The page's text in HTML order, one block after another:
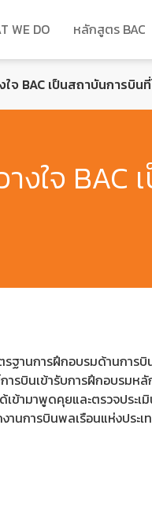
WE DO หลักสูตร BAC
ใจ BAC เป็นสถาบันการ
างใจ
รฐานการฝึกอบรมด้านกา
ารบินเข้ารับการฝึกอบร
ามาพูดคุยและตรวจประเ
นการบินพลเรือนแห่งประเ